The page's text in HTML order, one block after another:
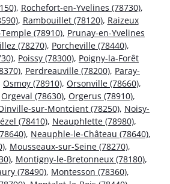
, Rochefort-en-Yvelines (78730),
, Rambouillet (78120), Raizeux
(78910), Prunay-en-Yvelines
(78270), Porcheville (78440),
, Poissy (78300), Poigny-la-Forêt
, Perdreauville (78200), Paray-
Osmoy (78910), Orsonville (78660),
Orgeval (78630), Orgerus (78910),
sur-Montcient (78250), Noisy-
(78410), Neauphlette (78980),
, Neauphle-le-Château (78640),
, Mousseaux-sur-Seine (78270),
, Montigny-le-Bretonneux (78180),
(78490), Montesson (78360),